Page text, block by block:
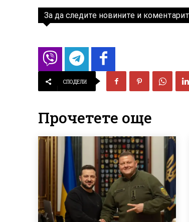
За да следите новините и
СПОДЕЛИ
Прочетете още